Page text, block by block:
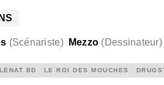
(Scénariste) Mezzo (Dessinateur)
BD LE ROI DES MOUCHES